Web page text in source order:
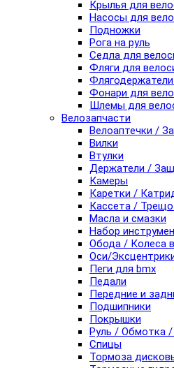
Крылья для
Насосы для
Подножки
Рога на руль
Седла для
Фляги для
Фонари для
Шлемы для
Велозапчасти
Велоаптечки /
Вилки
Втулки
Держатели /
Камеры
Каретки /
Кассета /
Масла и смазки
Набор
Обода / Колеса
Оси/
Пеги для bmx
Педали
Передние и
Подшипники
Покрышки
Руль / Обмотка
Спицы
Тормоза